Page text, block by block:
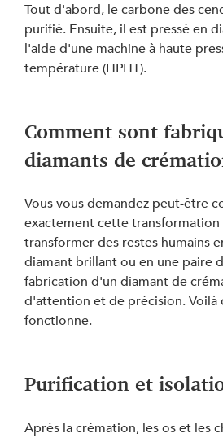
Tout d'abord, le carbone des
purifié. Ensuite, il est pressé en
l'aide d'une machine à haute
température (HPHT).
Comment sont
diamants de
Vous vous demandez peut-être
exactement cette
transformer des restes humains
diamant brillant ou en une paire
fabrication d'un diamant de
d'attention et de précision. Voilà
fonctionne.
Purification et
Après la crémation, les os et les